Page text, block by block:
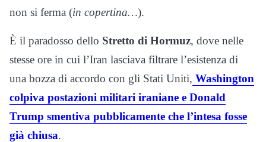
non si ferma (in copertina…).
È il paradosso dello Stretto di Hormuz, dove nelle
stesse ore in cui l’Iran lasciava filtrare l’esistenza di
una bozza di accordo con gli Stati Uniti, Washington
colpiva postazioni militari iraniane e Donald
Trump smentiva pubblicamente che l’intesa fosse
già chiusa.